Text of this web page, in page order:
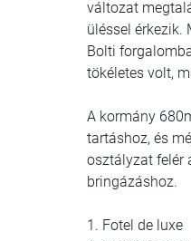
változat
üléssel érkezik.
Bolti
tökéletes volt,
A kormány
tartáshoz, és
osztályzat felér
bringázáshoz.
1. Fotel de luxe